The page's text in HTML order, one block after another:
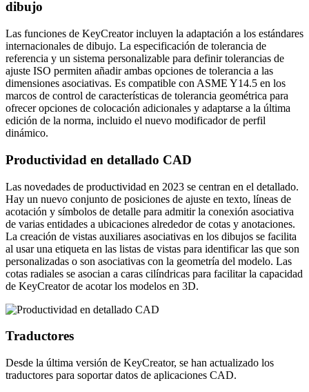
dibujo
Las funciones de KeyCreator incluyen la adaptación a los estándares
internacionales de dibujo. La especificación de tolerancia de
referencia y un sistema personalizable para definir tolerancias de
ajuste ISO permiten añadir ambas opciones de tolerancia a las
dimensiones asociativas. Es compatible con ASME Y14.5 en los
marcos de control de características de tolerancia geométrica para
ofrecer opciones de colocación adicionales y adaptarse a la última
edición de la norma, incluido el nuevo modificador de perfil
dinámico.
Productividad en detallado CAD
Las novedades de productividad en 2023 se centran en el detallado.
Hay un nuevo conjunto de posiciones de ajuste en texto, líneas de
acotación y símbolos de detalle para admitir la conexión asociativa
de varias entidades a ubicaciones alrededor de cotas y anotaciones.
La creación de vistas auxiliares asociativas en los dibujos se facilita
al usar una etiqueta en las listas de vistas para identificar las que son
personalizadas o son asociativas con la geometría del modelo. Las
cotas radiales se asocian a caras cilíndricas para facilitar la capacidad
de KeyCreator de acotar los modelos en 3D.
Traductores
Desde la última versión de KeyCreator, se han actualizado los
traductores para soportar datos de aplicaciones CAD.